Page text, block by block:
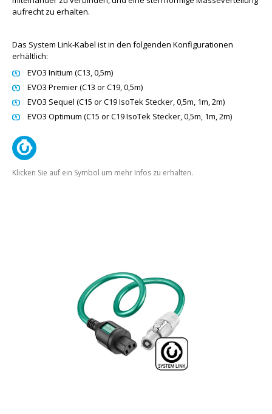
aufrecht zu erhalten.
Das System Link-Kabel ist in den folgenden Konfigurationen
erhältlich:
EVO3 Initium (C13, 0,5m)
EVO3 Premier (C13 or C19, 0,5m)
EVO3 Sequel (C15 or C19 IsoTek Stecker, 0,5m, 1m, 2m)
EVO3 Optimum (C15 or C19 IsoTek Stecker, 0,5m, 1m, 2m)
Klicken Sie auf ein Symbol um mehr Infos zu erhalten.